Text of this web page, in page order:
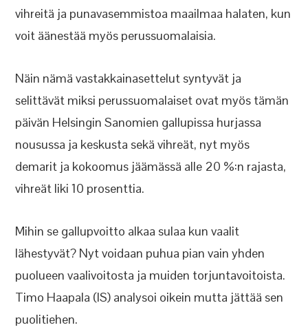
vihreitä ja punavasemmistoa maailmaa halaten, kun
voit äänestää myös perussuomalaisia.
Näin nämä vastakkainasettelut syntyvät ja
selittävät miksi perussuomalaiset ovat myös tämän
päivän Helsingin Sanomien gallupissa hurjassa
nousussa ja keskusta sekä vihreät, nyt myös
demarit ja kokoomus jäämässä alle 20 %:n rajasta,
vihreät liki 10 prosenttia.
Mihin se gallupvoitto alkaa sulaa kun vaalit
lähestyvät? Nyt voidaan puhua pian vain yhden
puolueen vaalivoitosta ja muiden torjuntavoitoista.
Timo Haapala (IS) analysoi oikein mutta jättää sen
puolitiehen.